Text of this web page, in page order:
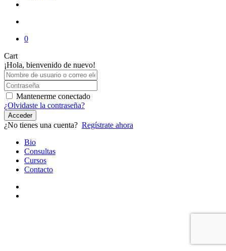
0
CartClose
Cart
¡Hola, bienvenido de nuevo!
Mantenerme conectado
¿Olvidaste la contraseña?
Acceder
¿No tienes una cuenta? Regístrate ahora
Close
Menu
Bio
Consultas
Cursos
Contacto